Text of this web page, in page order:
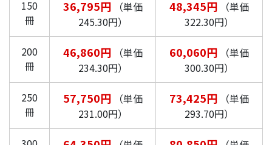
150
冊
36,795円（単価
245.30円）
48,345円 （単価
322.30円）
200
冊
46,860円（単価
234.30円）
60,060円 （単価
300.30円）
250
冊
57,750円（単価
231.00円）
73,425円 （単価
293.70円）